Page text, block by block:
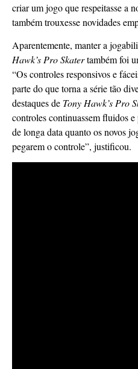
criar um jogo que respeitasse a
também trouxesse novidades
Aparentemente, manter a
Hawk’s Pro Skatertambém foi
“Os controles responsivos e
parte do que torna a série tão
destaques de Tony Hawk’s Pro
controles continuassem fluidos
de longa data quanto os novos
pegarem o controle”, justificou.